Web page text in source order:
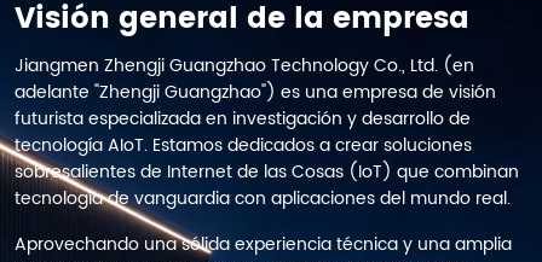
Visión general de la empresa
Jiangmen Zhengji Guangzhao Technology Co., Ltd. (en
adelante "Zhengji Guangzhao") es una empresa de visión
futurista especializada en investigación y desarrollo de
tecnología AIoT. Estamos dedicados a crear soluciones
sobresalientes de Internet de las Cosas (IoT) que combinan
tecnología de vanguardia con aplicaciones del mundo real.
Aprovechando una sólida experiencia técnica y una amplia